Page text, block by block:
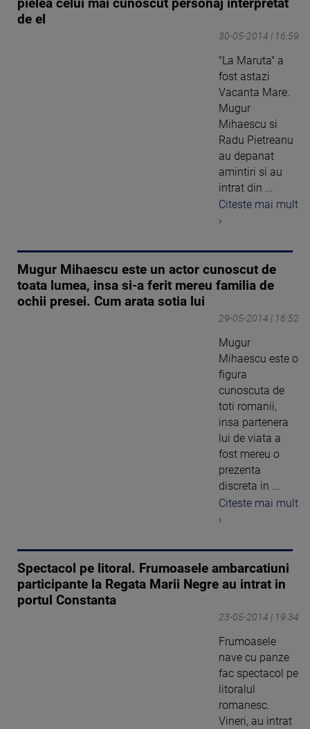
pielea celui mai cunoscut personaj interpretat
de el
30-05-2014 | 16:59
"La Maruta" a
fost astazi
Vacanta Mare.
Mugur
Mihaescu si
Radu Pietreanu
au depanat
amintiri si au
intrat din ...
Citeste mai mult
›
Mugur Mihaescu este un actor cunoscut de
toata lumea, insa si-a ferit mereu familia de
ochii presei. Cum arata sotia lui
29-05-2014 | 16:52
Mugur
Mihaescu este o
figura
cunoscuta de
toti romanii,
insa partenera
lui de viata a
fost mereu o
prezenta
discreta in ...
Citeste mai mult
›
Spectacol pe litoral. Frumoasele ambarcatiuni
participante la Regata Marii Negre au intrat in
portul Constanta
23-05-2014 | 19:34
Frumoasele
nave cu panze
fac spectacol pe
litoralul
romanesc.
Vineri, au intrat